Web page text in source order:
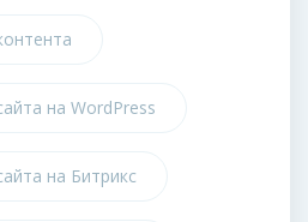
на WordPress
на Битрикс